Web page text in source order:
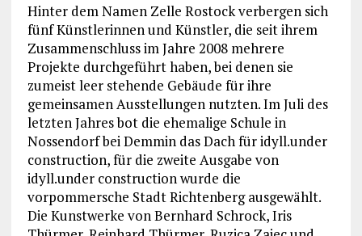
Hinter dem Namen Zelle Rostock verbergen sich
fünf Künstlerinnen und Künstler, die seit ihrem
Zusammenschluss im Jahre 2008 mehrere
Projekte durchgeführt haben, bei denen sie
zumeist leer stehende Gebäude für ihre
gemeinsamen Ausstellungen nutzten. Im Juli des
letzten Jahres bot die ehemalige Schule in
Nossendorf bei Demmin das Dach für idyll.under
construction, für die zweite Ausgabe von
idyll.under construction wurde die
vorpommersche Stadt Richtenberg ausgewählt.
Die Kunstwerke von Bernhard Schrock, Iris